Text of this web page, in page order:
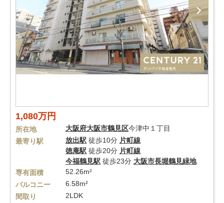
1,080万円
所在地 大阪府大阪市鶴見区今津中１丁目
最寄り駅
放出駅 徒歩10分 片町線
徳庵駅 徒歩20分 片町線
今福鶴見駅 徒歩23分 大阪市長堀鶴見緑地
専有面積
52.26m²
バルコニー
6.58m²
間取り
2LDK